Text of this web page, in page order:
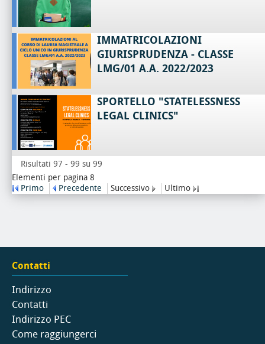
IMMATRICOLAZIONI
GIURISPRUDENZA - CLASSE
LMG/01 A.A. 2022/2023
SPORTELLO "STATELESSNESS
LEGAL CLINICS"
Risultati 97 - 99 su 99
Elementi per pagina 8
Primo
Precedente Successivo Ultimo
Contatti
Indirizzo
Contatti
Indirizzo PEC
Come raggiungerci